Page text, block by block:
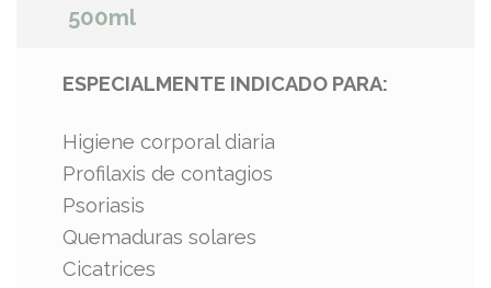
500ml
ESPECIALMENTE INDICADO PARA:
Higiene corporal diaria
Profilaxis de contagios
Psoriasis
Quemaduras solares
Cicatrices